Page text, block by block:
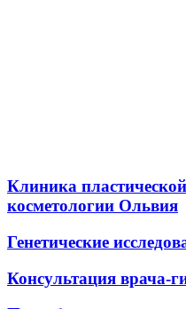
Клиника
косметологии Ольвия
Генетические
Консультация врача-